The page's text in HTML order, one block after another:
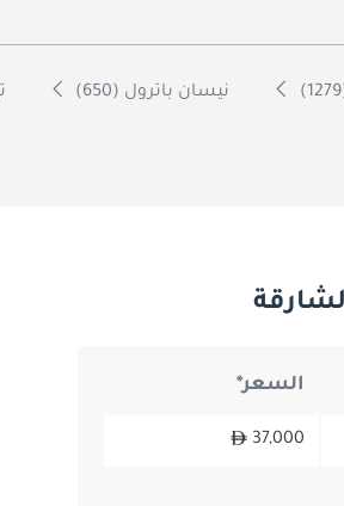
نيسان باترول (650)
السعر*
37,000